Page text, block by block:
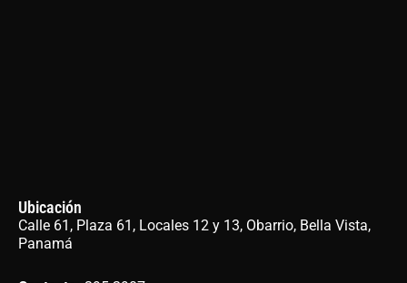
Ubicación
Calle 61, Plaza 61, Locales 12 y 13, Obarrio, Bella Vista,
Panamá